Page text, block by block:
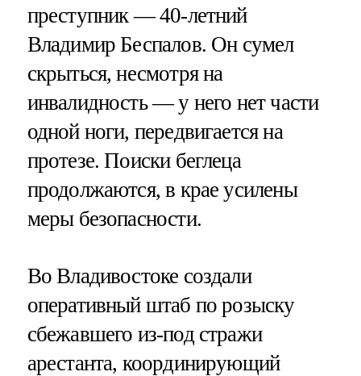
преступник — 40-летний
Владимир Беспалов. Он сумел
скрыться, несмотря на
инвалидность — у него нет части
одной ноги, передвигается на
протезе. Поиски беглеца
продолжаются, в крае усилены
меры безопасности.
Во Владивостоке создали
оперативный штаб по розыску
сбежавшего из-под стражи
арестанта, координирующий